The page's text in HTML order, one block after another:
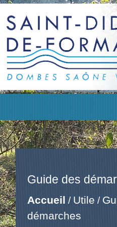
Guide des
Accueil / Utile /
démarches